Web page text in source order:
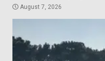
August 7, 2026